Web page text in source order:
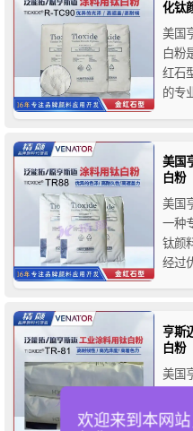
化钛
美国
白粉
红石
的专
漆。
美国
白粉
美国
一种
钛颜
经过
和溶
异的
亨斯
白粉
美国
工
颜料
欢迎来到本网